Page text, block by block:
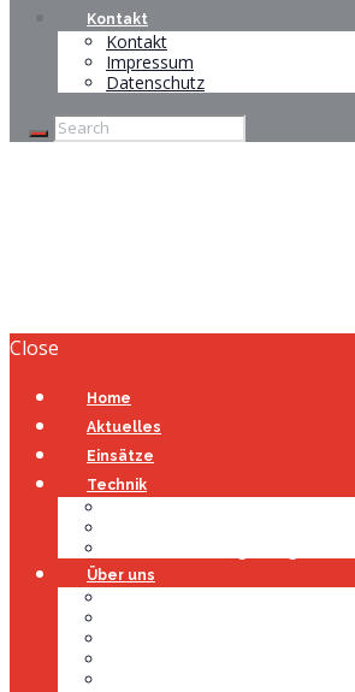
Kontakt
Kontakt
Impressum
Datenschutz
Close
Home
Aktuelles
Einsätze
Technik
Über uns